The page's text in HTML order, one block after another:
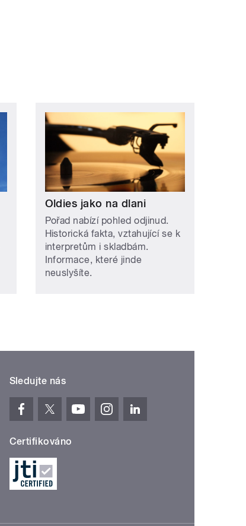
Oldies jako na dlani
Pořad nabízí pohled odjinud.
Historická fakta, vztahující se k
interpretům i skladbám.
Informace, které jinde
neuslyšíte.
Sledujte nás
Certifikováno